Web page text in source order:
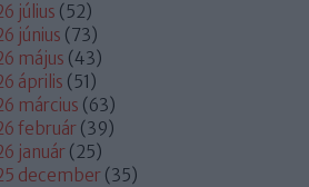
július (52)
június (73)
május (43)
április (51)
március (63)
február (39)
január (25)
december (35)